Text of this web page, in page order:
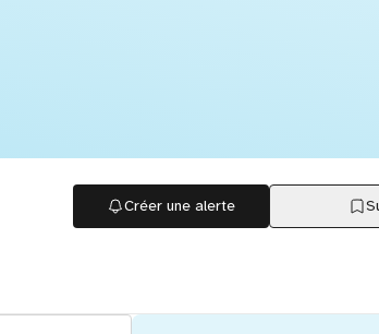
Créer une alerte